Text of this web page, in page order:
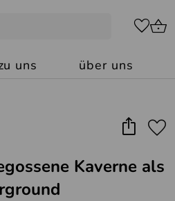
uns über uns
Kaverne als